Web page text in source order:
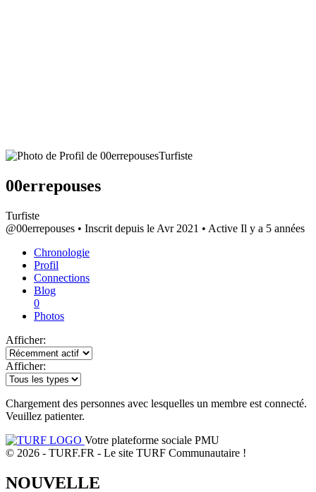
Turfiste
00errepouses
Turfiste
@00errepouses • Inscrit depuis le Avr 2021 • Active Il y a 5 années
Chronologie
Profil
Connections
Blog
0
Photos
Afficher:
Afficher:
Chargement des personnes avec lesquelles un membre est connecté.
Veuillez patienter.
Votre plateforme sociale PMU
© 2026 - TURF.FR - Le site TURF Communautaire !
NOUVELLE